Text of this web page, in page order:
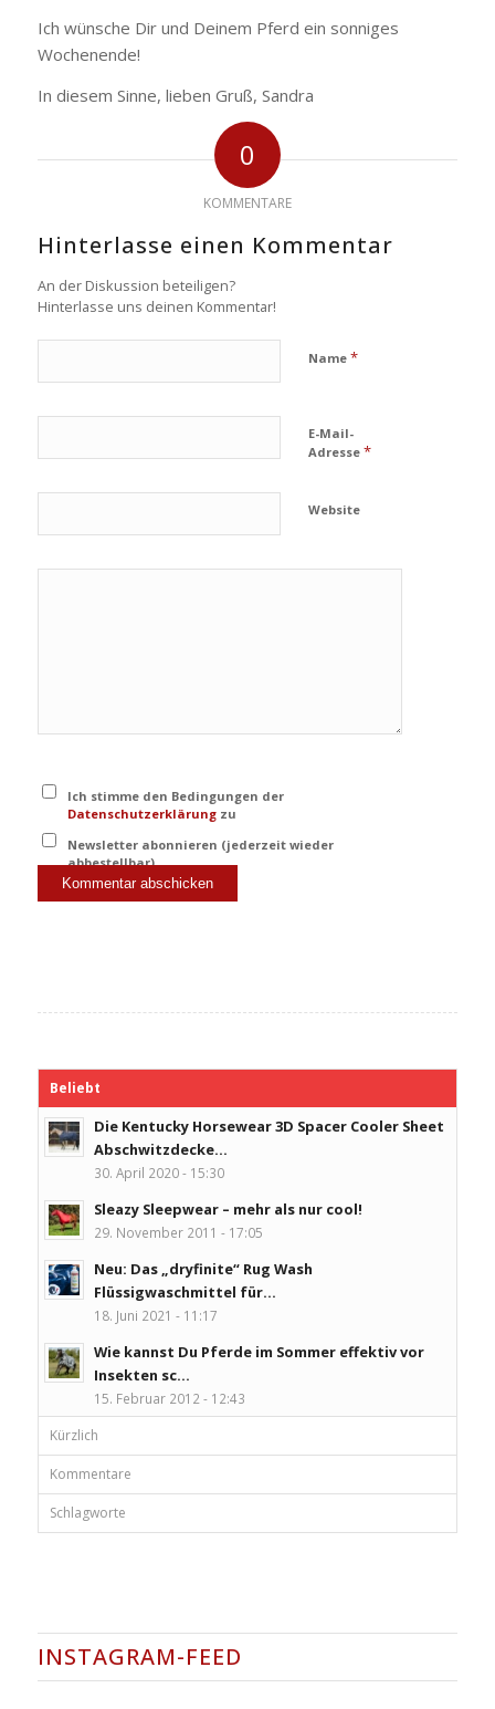
Ich wünsche Dir und Deinem Pferd ein sonniges
Wochenende!
In diesem Sinne, lieben Gruß, Sandra
0
KOMMENTARE
Hinterlasse einen Kommentar
An der Diskussion beteiligen?
Hinterlasse uns deinen Kommentar!
Name *
E-Mail-
Adresse *
Website
Ich stimme den Bedingungen der
Datenschutzerklärung zu
Newsletter abonnieren (jederzeit wieder
abbestellbar)
Beliebt
Die Kentucky Horsewear 3D Spacer Cooler Sheet
Abschwitzdecke...
30. April 2020 - 15:30
Sleazy Sleepwear – mehr als nur cool!
29. November 2011 - 17:05
Neu: Das „dryfinite“ Rug Wash
Flüssigwaschmittel für...
18. Juni 2021 - 11:17
Wie kannst Du Pferde im Sommer effektiv vor
Insekten sc...
15. Februar 2012 - 12:43
Kürzlich
Kommentare
Schlagworte
INSTAGRAM-FEED